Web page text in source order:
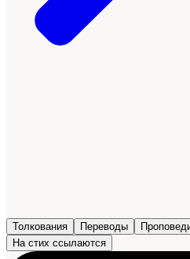
Толкования Переводы
На стих ссылаются